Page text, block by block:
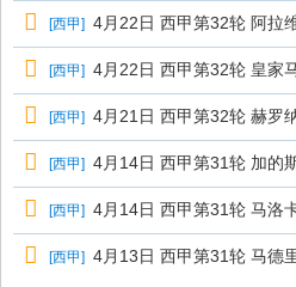
[西甲] 4月22日 西甲第32轮 阿拉
[西甲] 4月22日 西甲第32轮 皇家
[西甲] 4月21日 西甲第32轮 赫罗
[西甲] 4月14日 西甲第31轮 加的
[西甲] 4月14日 西甲第31轮 马洛
[西甲] 4月13日 西甲第31轮 马德